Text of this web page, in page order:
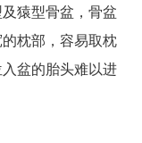
猿型骨盆，骨盆
枕部，容易取枕
盆的胎头难以进